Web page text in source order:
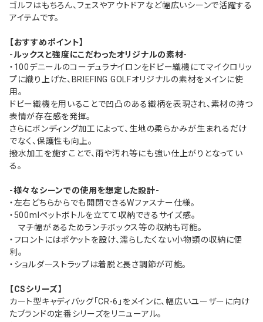
ゴルフはもちろん、フェスやアウトドアなど幅広いシーンで活躍する
アイテムです。
【おすすめポイント】
-ルックスと強度にこだわったオリジナルの素材-
・100デニールのコーデュラナイロンをドビー織機にてマイクロリッ
プに織り上げた、BRIEFING GOLFオリジナルの素材をメインに使
用。
ドビー織機を用いることで凹凸のある織柄を表現され、素材の持つ
表情が存在感を発揮。
さらにボンディング加工によって、生地の柔らかみが生まれるだけ
でなく、保護性も向上。
撥水加工を施すことで、雨や汚れ等にも強い仕上がりとなってい
る。
-様々なシーンでの使用を想定した設計-
・左右どちらからでも開閉できるWファスナー仕様。
・500mlペットボトルを立てて収納できるサイズ感。
マチ幅があるためランチボックス等の収納も可能。
・フロントにはポケットを設け、濡らしたくない小物類の収納に便
利。
・ショルダーストラップは着脱と長さ調節が可能。
【CSシリーズ】
カート型キャディバッグ「CR-6」をメインに、幅広いユーザーに向け
たブランドの定番シリーズをリニューアル。